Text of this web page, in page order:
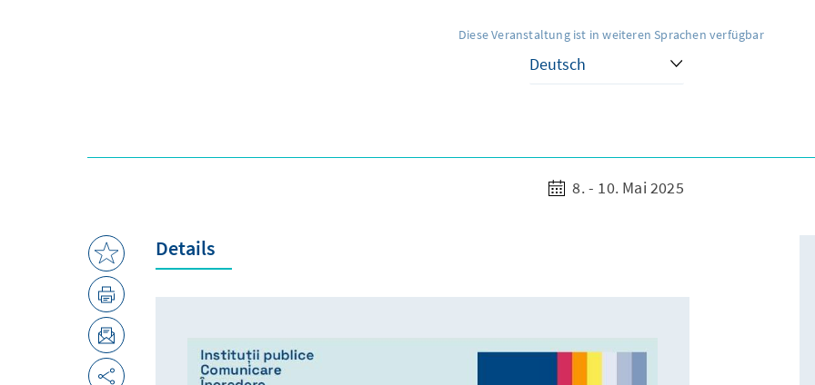
Diese Veranstaltung ist in weiteren Sprachen verfügbar
8. - 10. Mai 2025
Details